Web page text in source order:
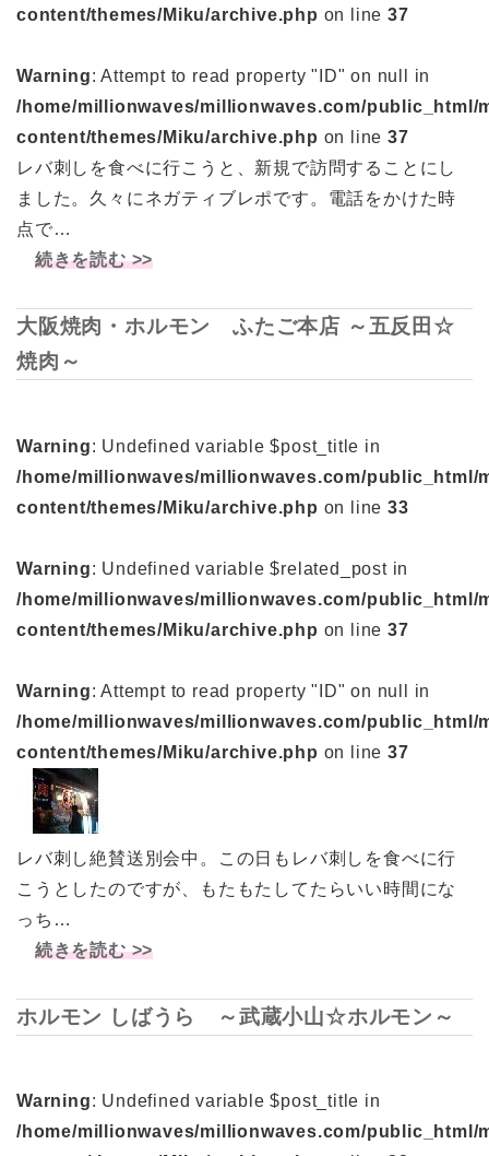
content/themes/Miku/archive.php on line37
Warning: Attempt to read property "ID" on null in
/home/millionwaves/millionwaves.com/public_html/
content/themes/Miku/archive.php on line37
レバ刺しを食べに行こうと、新規で訪問することにし
ました。久々にネガティブレポです。電話をかけた時
点で…
続きを読む >>
大阪焼肉・ホルモン ふたご本店 ～五反田☆
焼肉～
Warning: Undefined variable $post_title in
/home/millionwaves/millionwaves.com/public_html/
content/themes/Miku/archive.php on line33
Warning: Undefined variable $related_post in
/home/millionwaves/millionwaves.com/public_html/
content/themes/Miku/archive.php on line37
Warning: Attempt to read property "ID" on null in
/home/millionwaves/millionwaves.com/public_html/
content/themes/Miku/archive.php on line37
レバ刺し絶賛送別会中。この日もレバ刺しを食べに行
こうとしたのですが、もたもたしてたらいい時間にな
っち…
続きを読む >>
ホルモン しばうら ～武蔵小山☆ホルモン～
Warning: Undefined variable $post_title in
/home/millionwaves/millionwaves.com/public_html/